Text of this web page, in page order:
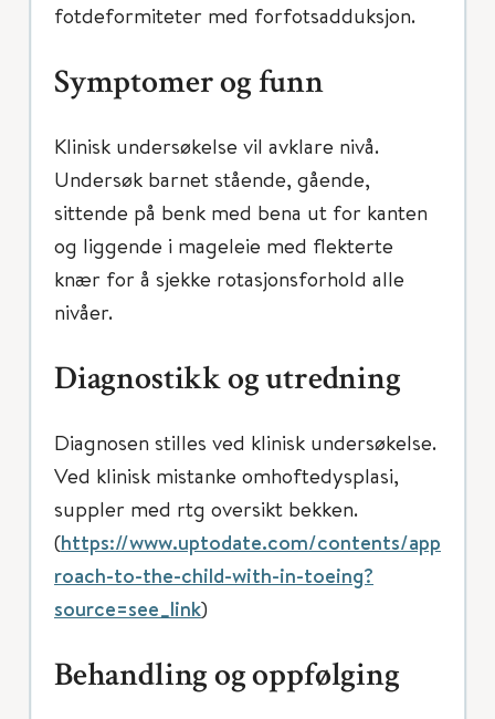
fotdeformiteter med forfotsadduksjon.
Symptomer og funn
Klinisk undersøkelse vil avklare nivå.
Undersøk barnet stående, gående,
sittende på benk med bena ut for kanten
og liggende i mageleie med flekterte
knær for å sjekke rotasjonsforhold alle
nivåer.
Diagnostikk og utredning
Diagnosen stilles ved klinisk undersøkelse.
Ved klinisk mistanke omhoftedysplasi,
suppler med rtg oversikt bekken.
(https://www.uptodate.com/contents/app
roach-to-the-child-with-in-toeing?
source=see_link)
Behandling og oppfølging